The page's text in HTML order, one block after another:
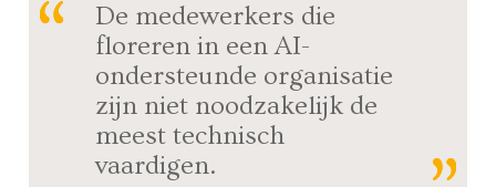
De medewerkers die
floreren in een AI-
ondersteunde organisatie
zijn niet noodzakelijk de
meest technisch
vaardigen.